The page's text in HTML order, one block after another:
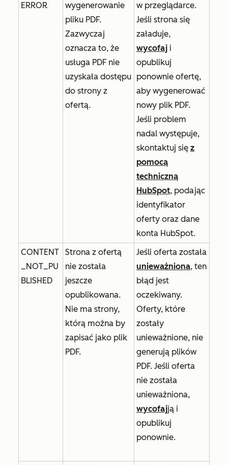
ERROR
wygenerowanie
pliku PDF.
Zazwyczaj
oznacza to, że
usługa PDF nie
uzyskała dostępu
do strony z
ofertą.
w przeglądarce.
Jeśli strona się
załaduje,
wycofaj i
opublikuj
ponownie ofertę,
aby wygenerować
nowy plik PDF.
Jeśli problem
nadal występuje,
skontaktuj się z
pomocą
techniczną
HubSpot, podając
identyfikator
oferty oraz dane
konta HubSpot.
CONTENT
_NOT_PU
BLISHED
Strona z ofertą
nie została
jeszcze
opublikowana.
Nie ma strony,
którą można by
zapisać jako plik
PDF.
Jeśli oferta została
unieważniona, ten
błąd jest
oczekiwany.
Oferty, które
zostały
unieważnione, nie
generują plików
PDF. Jeśli oferta
nie została
unieważniona,
wycofajją i
opublikuj
ponownie.